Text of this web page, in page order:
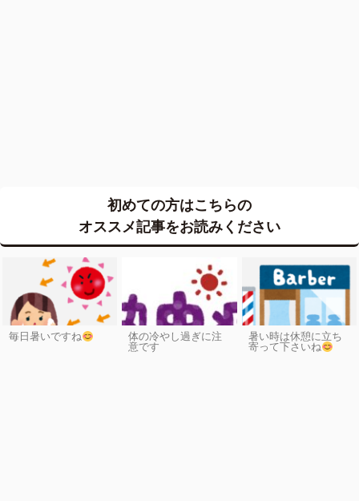
初めての方はこちらの
オススメ記事をお読みください
毎日暑いですね 体の冷やし過ぎに注
意です
暑い時は休憩に立ち
寄って下さいね